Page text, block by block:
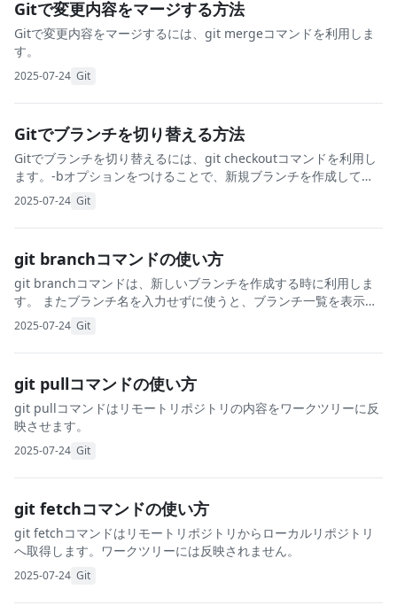
Gitで変更内容をマージする方法
Gitで変更内容をマージするには、git mergeコマンドを利用しま
す。
2025-07-24 Git
Gitでブランチを切り替える方法
Gitでブランチを切り替えるには、git checkoutコマンドを利用し
ます。-bオプションをつけることで、新規ブランチを作成して切
り替えも同時に行うことができます。
2025-07-24 Git
git branchコマンドの使い方
git branchコマンドは、新しいブランチを作成する時に利用しま
す。 またブランチ名を入力せずに使うと、ブランチ一覧を表示で
きます。また-aをオプションとして付けると、リモートブランチ
2025-07-24 Git
git pullコマンドの使い方
git pullコマンドはリモートリポジトリの内容をワークツリーに反
映させます。
2025-07-24 Git
git fetchコマンドの使い方
git fetchコマンドはリモートリポジトリからローカルリポジトリ
へ取得します。ワークツリーには反映されません。
2025-07-24 Git